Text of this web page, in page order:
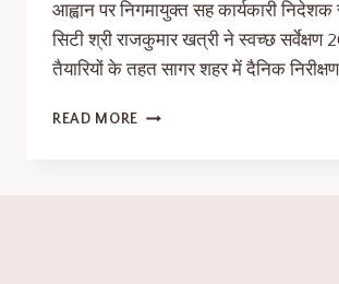
आह्वान पर निगमायुक्त सह कार्यकारी निदेशक
सिटी श्री राजकुमार खत्री ने स्वच्छ
तैयारियों के तहत सागर शहर में दैनिक
READ MORE